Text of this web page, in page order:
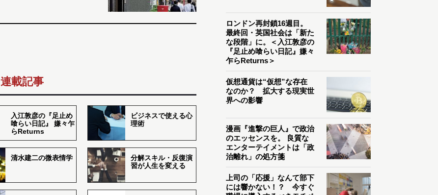
連載記事
入江敦彦の『足止め
喰らい日記』 嫌々乍
らReturns
ビジネスで使える心
理術
清水建二の微表情学
分解スキル・反復演
習が人生を変える
ロンドン再封鎖16週目。
最終回・英国社会は「新た
な段階」に。＜入江敦彦の
『足止め喰らい日記』嫌々
乍らReturns＞
仮想通貨は“仮想”な存在
なのか？ 拡大する現実世
界への影響
漫画『進撃の巨人』で政治
のエッセンスを。 良質な
エンターテイメントは「政
治離れ」の処方箋
上司の「応援」なんて部下
には響かない！？ 今すぐ